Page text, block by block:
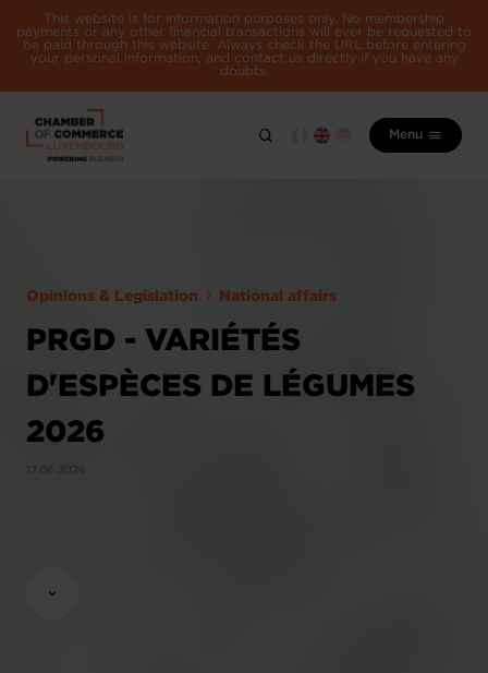
This website is for information purposes only. No membership
payments or any other financial transactions will ever be requested to
be paid through this website. Always check the URL before entering
your personal information, and contact us directly if you have any
doubts.
Menu
Opinions & Legislation National affairs
PRGD - VARIÉTÉS
D'ESPÈCES DE LÉGUMES
2026